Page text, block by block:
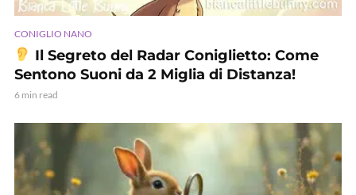
CONIGLIO NANO
Il Segreto del Radar Coniglietto: Come
Sentono Suoni da 2 Miglia di Distanza!
6 min read